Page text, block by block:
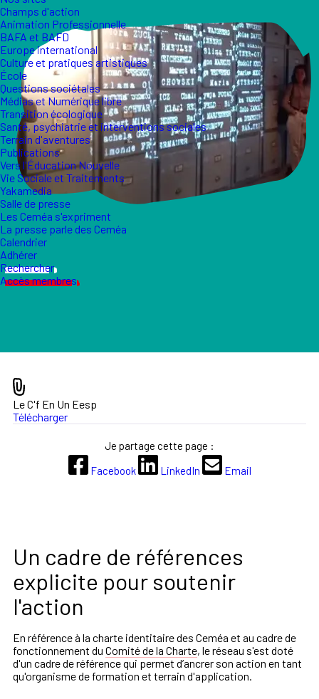
Champs d'action
Animation Professionnelle
BAFA et BAFD
Europe international
Culture et pratiques artistiques
École
Questions sociétales
Médias et Numérique libre
Transition écologique
Santé, psychiatrie et interventions sociales
Terrain d'aventures
Publications
Vers l'Éducation Nouvelle
Vie Sociale et Traitements
Yakamedia
Salle de presse
Les Ceméa s'expriment
La presse parle des Ceméa
Calendrier
Adhérer
Rechercher
Accès membres
Un cadre de références
explicite pour soutenir
l'action
En référence à la charte identitaire des Ceméa et au cadre de
fonctionnement du Comité de la Charte, le réseau s'est doté
d'un cadre de référence qui permet d’ancrer son action en tant
qu'organisme de formation et terrain d'application.
Le C'f En Un Eesp
Télécharger
Je partage cette page :
Facebook
LinkedIn Email